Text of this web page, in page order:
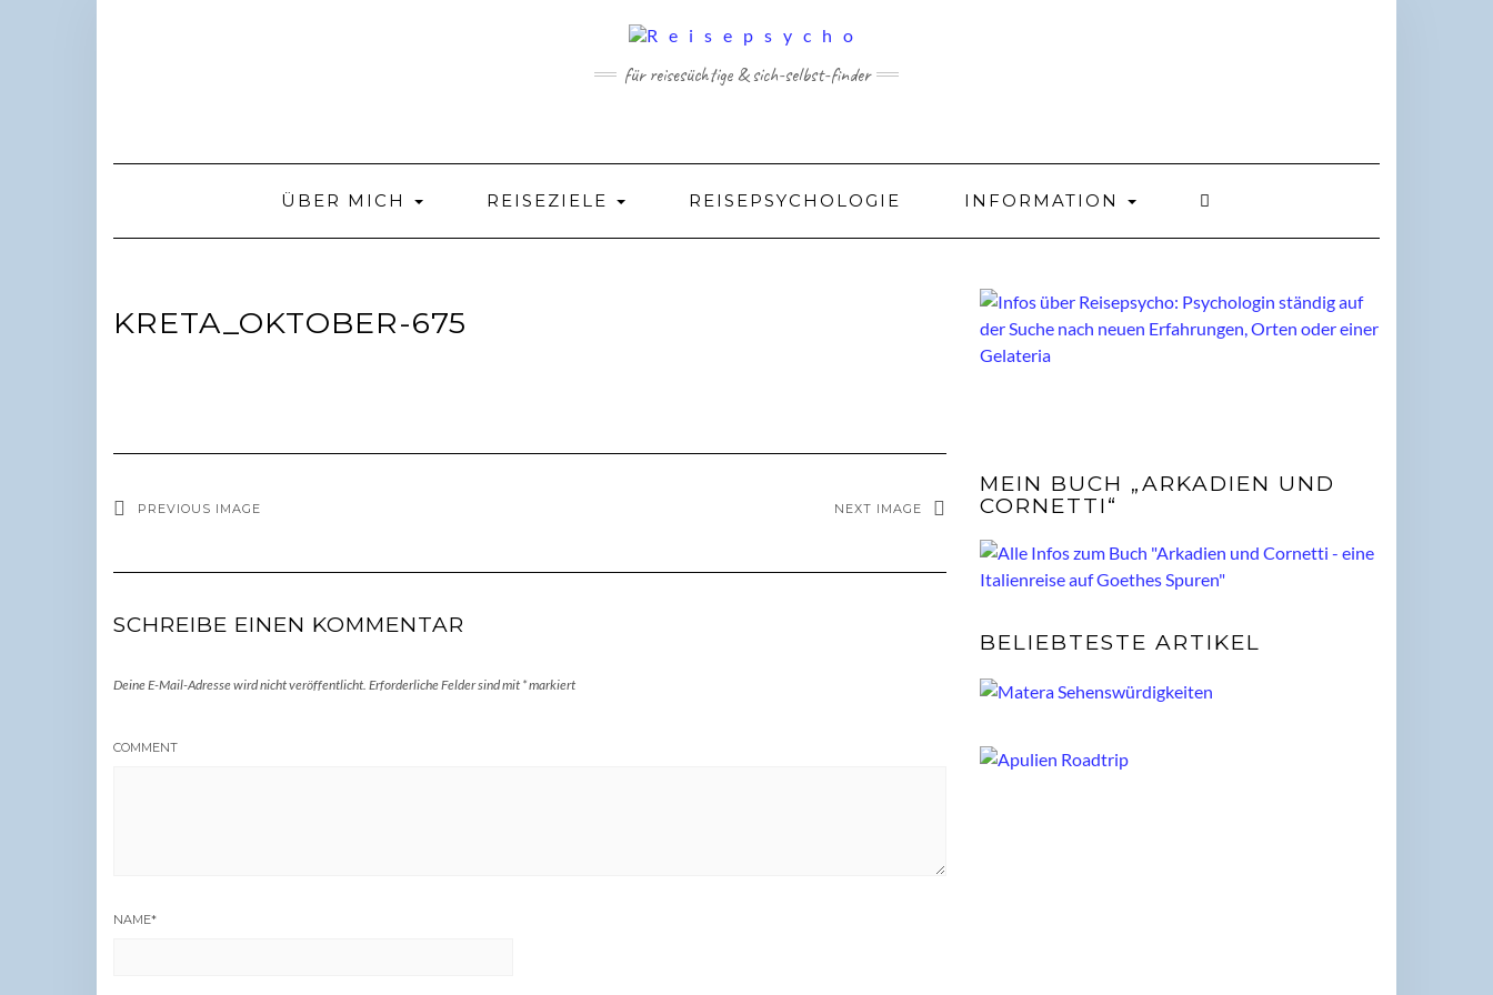
für reisesüchtige & sich-selbst-finder
ÜBER MICH REISEZIELE REISEPSYCHOLOGIE INFORMATION
KRETA_OKTOBER-675
PREVIOUS IMAGE NEXT IMAGE
SCHREIBE EINEN KOMMENTAR
Deine E-Mail-Adresse wird nicht veröffentlicht. Erforderliche Felder sind mit *markiert
COMMENT
NAME*
MEIN BUCH „ARKADIEN UND
CORNETTI“
BELIEBTESTE ARTIKEL